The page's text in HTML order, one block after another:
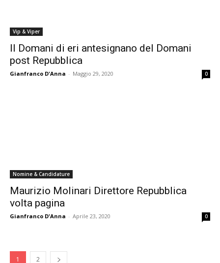
Vip & Viper
Il Domani di eri antesignano del Domani
post Repubblica
Gianfranco D'Anna - Maggio 29, 2020 0
Nomine & Candidature
Maurizio Molinari Direttore Repubblica
volta pagina
Gianfranco D'Anna - Aprile 23, 2020 0
1 2